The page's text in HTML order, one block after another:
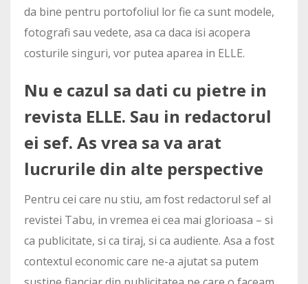
da bine pentru portofoliul lor fie ca sunt modele,
fotografi sau vedete, asa ca daca isi acopera
costurile singuri, vor putea aparea in ELLE.
Nu e cazul sa dati cu pietre in
revista ELLE. Sau in redactorul
ei sef. As vrea sa va arat
lucrurile din alte perspective
Pentru cei care nu stiu, am fost redactorul sef al
revistei Tabu, in vremea ei cea mai glorioasa – si
ca publicitate, si ca tiraj, si ca audiente. Asa a fost
contextul economic care ne-a ajutat sa putem